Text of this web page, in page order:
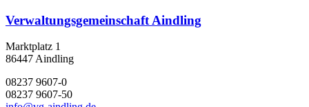
Verwaltungsgemeinschaft Aindling
Marktplatz 1
86447 Aindling
08237 9607-0
08237 9607-50